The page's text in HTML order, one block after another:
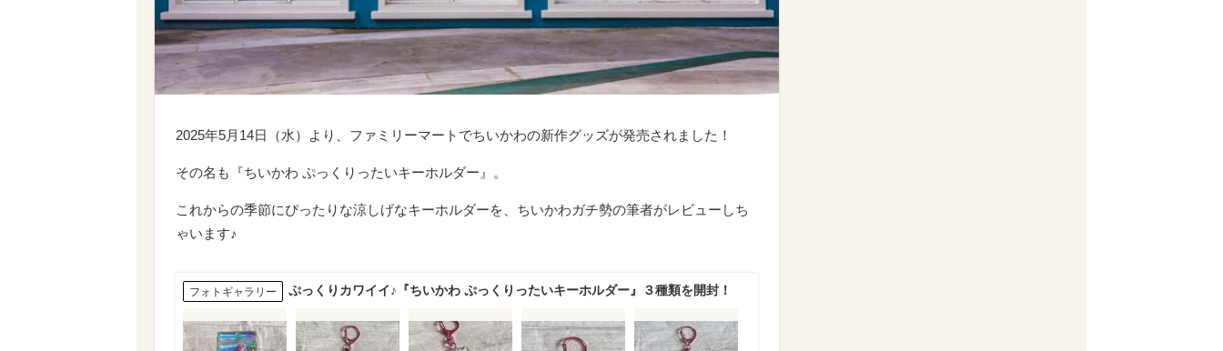
2025年5月14日（水）より、ファミリーマートでちいかわの新作グッズが発売されました！
その名も『ちいかわ ぷっくりったいキーホルダー』。
これからの季節にぴったりな涼しげなキーホルダーを、ちいかわガチ勢の筆者がレビューしち
ゃいます♪
フォトギャラリー ぷっくりカワイイ♪『ちいかわ ぷっくりったいキーホルダー』３種類を開封！